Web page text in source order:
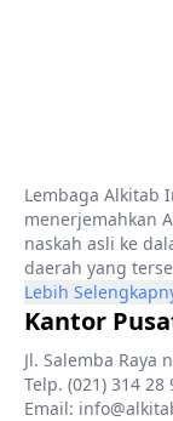
Lembaga Alkitab
menerjemahkan
naskah asli ke
daerah yang
Lebih
Kantor
Jl. Salemba Raya
Telp. (021) 314 28
Email: